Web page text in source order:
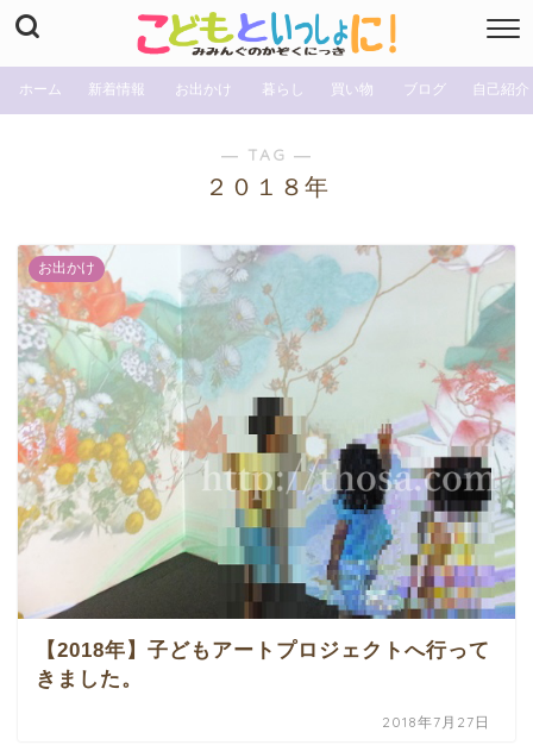
ホーム 新着情報 お出かけ 暮らし 買い物 ブログ 自己紹介
― TAG ―
２０１８年
お出かけ
【2018年】子どもアートプロジェクトへ行って
きました。
2018年7月27日